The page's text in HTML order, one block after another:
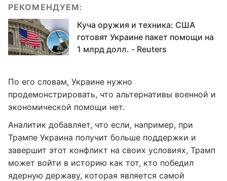
РЕКОМЕНДУЕМ:
Куча оружия и техника: США
готовят Украине пакет помощи на
1 млрд долл. - Reuters
По его словам, Украине нужно
продемонстрировать, что альтернативы военной и
экономической помощи нет.
Аналитик добавляет, что если, например, при
Трампе Украина получит больше поддержки и
завершит этот конфликт на своих условиях, Трамп
может войти в историю как тот, кто победил
ядерную державу, которая является самой